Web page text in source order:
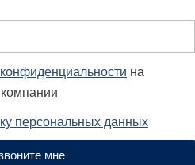
на
персональных данных
мне